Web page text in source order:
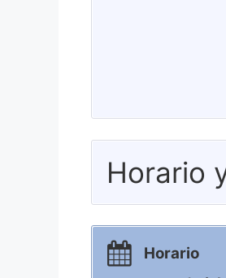
Horario
Horario